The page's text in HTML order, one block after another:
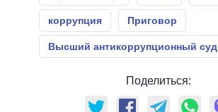
коррупция Приговор
Высший антикоррупционный суд
Поделиться: